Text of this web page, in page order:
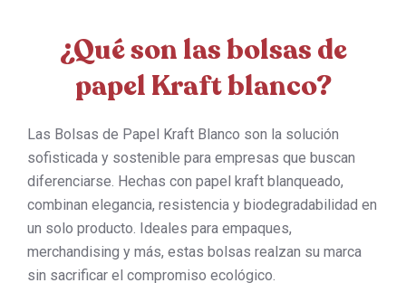
¿Qué son las bolsas de
papel Kraft blanco?
Las Bolsas de Papel Kraft Blanco son la solución
sofisticada y sostenible para empresas que buscan
diferenciarse. Hechas con papel kraft blanqueado,
combinan elegancia, resistencia y biodegradabilidad en
un solo producto. Ideales para empaques,
merchandising y más, estas bolsas realzan su marca
sin sacrificar el compromiso ecológico.